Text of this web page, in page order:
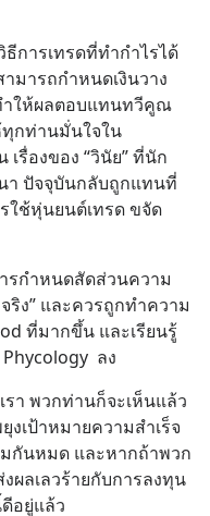
การเทรดที่ทำกำไรได้
มารถกำหนดเงินวาง
ำให้ผลตอบแทนทวีคูณ
ทุกท่านมั่นใจใน
รื่องของ “วินัย” ที่นัก
า ปัจจุบันกลับถูกแทนที่
รใช้หุ่นยนต์เทรด ขจัด
รกำหนดสัดส่วนความ
ง” และควรถูกทำความ
ที่มากขึ้น และเรียนรู้
ลง
า พวกท่านก็จะเห็นแล้ว
เป้าหมายความสำเร็จ
กันหมด และหากถ้าพวก
ลเลวร้ายกับการลงทุน
อยู่แล้ว